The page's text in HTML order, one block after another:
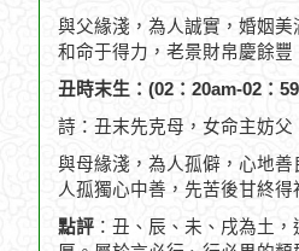
與父緣淺，為人誠實，婚姻
和命于得力，老景財帛慶餘豐
丑時末生：(02：20am-02：
詩：丑末先克母，女命主妨
與母緣淺，為人孤僻，心地
人孤獨心中善，先苦後甘終
點評 ：丑、辰、未、戌為土